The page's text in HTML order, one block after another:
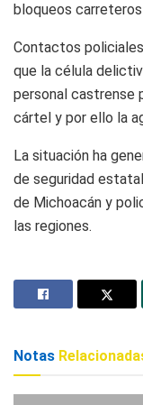
bloqueos
Contactos
que la célula
personal castrense
cártel y por ello la
La situación ha
de seguridad
de Michoacán y
las regiones.
Notas